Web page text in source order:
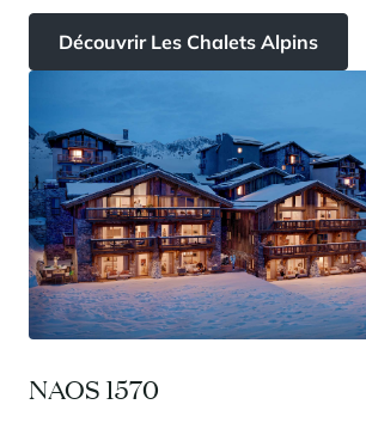
Panorama 2026
Etude annuelle de l'immobilier de montagne
En savoir plus
dynamique l’été, avec une progression de la
plus longue, une diversification des clientèles
Découvrir Les Chalets Alpins
NAOS 1570